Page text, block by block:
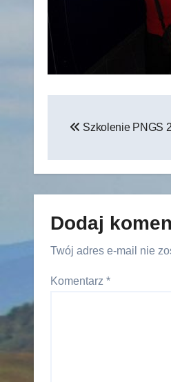
wpisuSzkolenie PNGS
Dodaj
Twój adres e-mail nie
Komentarz *